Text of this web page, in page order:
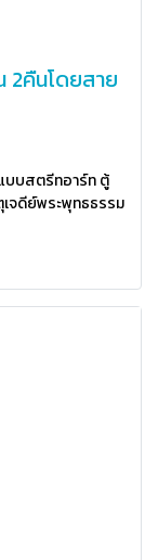
2คืนโดยสาย
บบสตรีทอาร์ท ตู้
จดีย์พระพุทธธรรม